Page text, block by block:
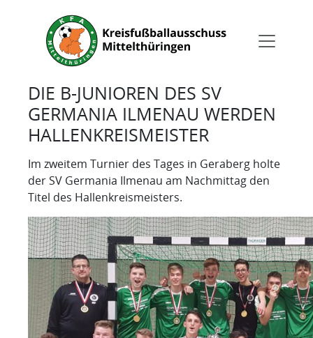
DIE B-JUNIOREN DES SV
GERMANIA ILMENAU WERDEN
HALLENKREISMEISTER
Im zweitem Turnier des Tages in Geraberg holte
der SV Germania Ilmenau am Nachmittag den
Titel des Hallenkreismeisters.